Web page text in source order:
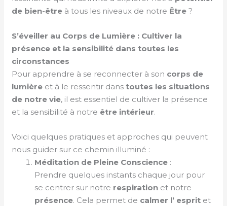
de bien-être à tous les niveaux de notre Être ?
S’éveiller au Corps de Lumière : Cultiver la
présence et la sensibilité dans toutes les
circonstances
Pour apprendre à se reconnecter à son corps de
lumière et à le ressentir danstoutes les situations
de notre vie, il est essentiel de cultiver la présence
et la sensibilité à notre être intérieur.
Voici quelques pratiques et approches qui peuvent
nous guider sur ce chemin illuminé :
Méditation de Pleine Conscience :
Prendre quelques instants chaque jour pour
se centrer sur notre respiration et notre
présence. Cela permet de calmer l’ esprit et